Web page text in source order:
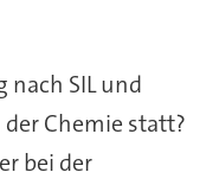
nach SIL und
Chemie statt?
bei der